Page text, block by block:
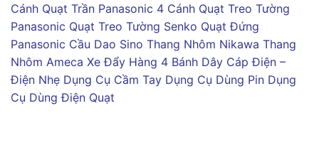
Cánh Quạt Trần Panasonic 4 Cánh Quạt Treo Tường
Panasonic Quạt Treo Tường Senko Quạt Đứng
Panasonic Cầu Dao Sino Thang Nhôm Nikawa Thang
Nhôm Ameca Xe Đẩy Hàng 4 Bánh Dây Cáp Điện –
Điện Nhẹ Dụng Cụ Cầm Tay Dụng Cụ Dùng Pin Dụng
Cụ Dùng Điện Quạt